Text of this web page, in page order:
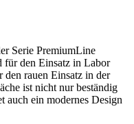
Serie PremiumLine
für den Einsatz in Labor
den rauen Einsatz in der
ist nicht nur beständig
auch ein modernes Design